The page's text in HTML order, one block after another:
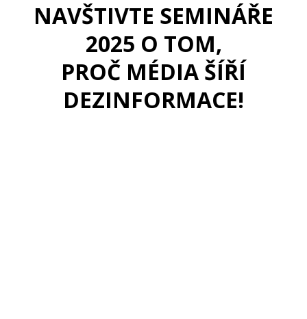
NAVŠTIVTE SEMINÁŘE
2025 O TOM,
PROČ MÉDIA ŠÍŘÍ
DEZINFORMACE!